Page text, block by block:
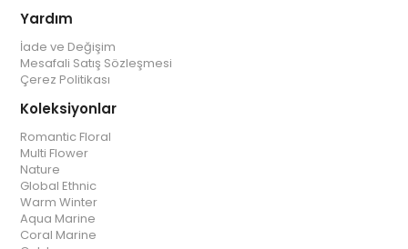
Yardım
İade ve Değişim
Mesafali Satış Sözleşmesi
Çerez Politikası
Koleksiyonlar
Romantic Floral
Multi Flower
Nature
Global Ethnic
Warm Winter
Aqua Marine
Coral Marine